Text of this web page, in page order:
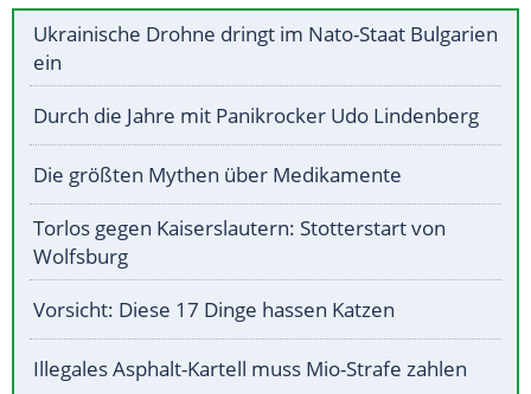
Ukrainische Drohne dringt im Nato-Staat Bulgarien
ein
Durch die Jahre mit Panikrocker Udo Lindenberg
Die größten Mythen über Medikamente
Torlos gegen Kaiserslautern: Stotterstart von
Wolfsburg
Vorsicht: Diese 17 Dinge hassen Katzen
Illegales Asphalt-Kartell muss Mio-Strafe zahlen